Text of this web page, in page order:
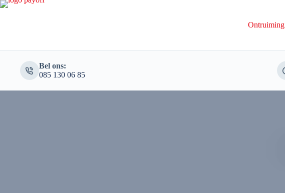
Ontruiming
Bel ons:
085 130 06 85‬